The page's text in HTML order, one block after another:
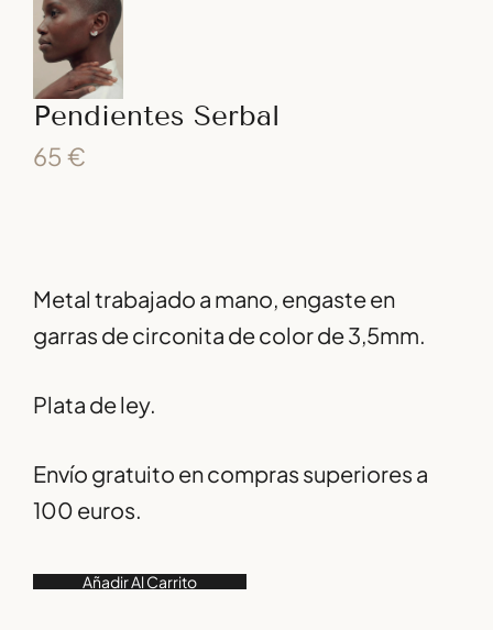
Pendientes Serbal
65 €
Metal trabajado a mano, engaste en
garras de circonita de color de 3,5mm.
Plata de ley.
Envío gratuito en compras superiores a
100 euros.
Añadir Al Carrito